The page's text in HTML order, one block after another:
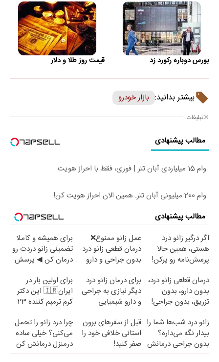
بورس دوباره رکورد زد قیمت روز طلا و دلار
بیشتر بدانید: بازار خودرو
تبلیغات
مطالب پیشنهادی
وام 15 میلیاردی آبان تتر | فوری، فقط با احراز هویت
وام 200 میلیونی آبان تتر. همین الان احراز هویت کن!
مطالب پیشنهادی
اگر درگیر زانو درد
هستی، همین حالا
پرسش‌نامه رو پرکن!
عمل زانو ممنوع❌
درمان قطعی زانو درد
بدون جراحی و دارو
برای همیشه و کاملا
تضمینی زانو دردت رو
درمان کن ◀ پرسش
درمان قطعی زانو درد،
بدون دارو، بدون
تزریق، بدون جراحی!
برای درمان زانو درد
دیگر نیازی به جراحی
و دارو شیمیایی
برای اولین بار در
ایران🇮🇷 این دکتر
کرم ترمیم کننده 23
زانو درد شب‌ها شما را
بیدار نگه می‌داره؟
بدون جراحی درمانش
کن!
قبل از سفرهای برون
استانی خلافی خود را
صفر کنید!
چرا درد زانو را تحمل
می‌کنی؟ خیلی ساده
درمنزل درمانش کن